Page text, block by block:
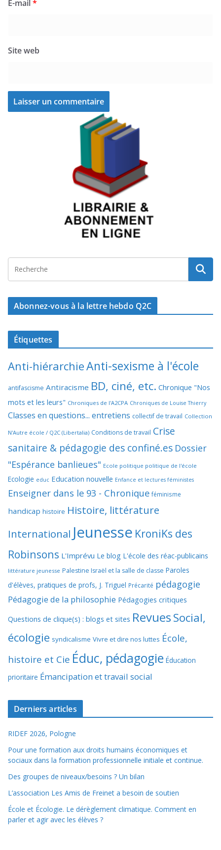
E-mail*
Site web
Abonnez-vous à la lettre hebdo Q2C
Étiquettes
Anti-hiérarchieAnti-sexisme à l'école
antifascisme Antiracisme BD, ciné, etc. Chronique "Nos
mots et les leurs" Chroniques de l'A2CPA Chroniques de Louise Thierry
Classes en questions... entretiens collectif de travail Collection
N'Autre école / Q2C (Libertalia) Conditions de travail Crise
sanitaire & pédagogie des confiné.es Dossier
"Espérance banlieues" Ecole politique politique de l'école
Ecologie educ Education nouvelle Enfance et lectures féministes
Enseigner dans le 93 - Chronique féminisme
handicap histoire Histoire, littérature
International Jeunesse KroniKs des
Robinsons L'Imprévu Le blog L'école des réac-publicains
littérature jeunesse Palestine Israël et la salle de classe Paroles
d'élèves, pratiques de profs, J. Triguel Précarité pédagogie
Pédagogie de la philosophie Pédagogies critiques
Questions de clique(s) : blogs et sites RevuesSocial,
écologie syndicalisme Vivre et dire nos luttes École,
histoire et Cie Éduc, pédagogie Éducation
prioritaire Émancipation et travail social
Derniers articles
RIDEF 2026, Pologne
Pour une formation aux droits humains économiques et
sociaux dans la formation professionnelle initiale et continue.
Des groupes de niveaux/besoins ? Un bilan
L’association Les Amis de Freinet a besoin de soutien
École et Écologie. Le dérèglement climatique. Comment en
parler et agir avec les élèves ?